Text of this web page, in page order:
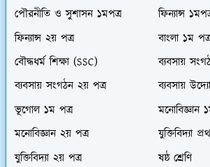
পৌরনীতি ও সুশাসন ১মপত্র
ফিন্যান্স
ফিন্যান্স ২য় পত্র
বাংলা ১ম
বৌদ্ধধর্ম শিক্ষা (SSC)
ব্যবসায়
ব্যবসায় সংগঠন ২য় পত্র
ব্যবসায়
ভূগোল ১ম পত্র
মনোবিজ্ঞান
মনোবিজ্ঞান ২য় পত্র
যুক্তিবিদ্যা
যুক্তিবিদ্যা ২য় পত্র
ষষ্ঠ শ্রেণি